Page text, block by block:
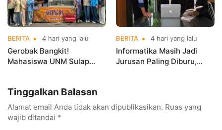
BERITA 4 hari yang lalu
Gerobak Bangkit!
Mahasiswa UNM Sulap
BERITA 4 hari yang lalu
Informatika Masih Jadi
Jurusan Paling Diburu,
Tinggalkan Balasan
Alamat email Anda tidak akan dipublikasikan. Ruas yang
wajib ditandai *